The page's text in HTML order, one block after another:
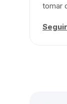
tomar